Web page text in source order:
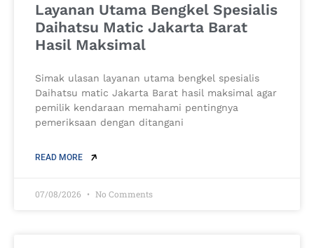
Layanan Utama Bengkel Spesialis
Daihatsu Matic Jakarta Barat
Hasil Maksimal
Simak ulasan layanan utama bengkel spesialis
Daihatsu matic Jakarta Barat hasil maksimal agar
pemilik kendaraan memahami pentingnya
pemeriksaan dengan ditangani
READ MORE
07/08/2026 No Comments